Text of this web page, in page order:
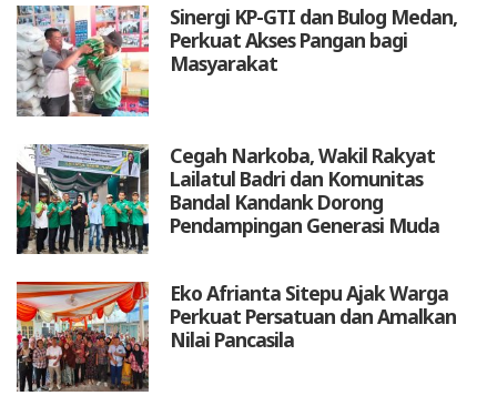
Sinergi KP-GTI dan Bulog Medan,
Perkuat Akses Pangan bagi
Masyarakat
Cegah Narkoba, Wakil Rakyat
Lailatul Badri dan Komunitas
Bandal Kandank Dorong
Pendampingan Generasi Muda
Eko Afrianta Sitepu Ajak Warga
Perkuat Persatuan dan Amalkan
Nilai Pancasila